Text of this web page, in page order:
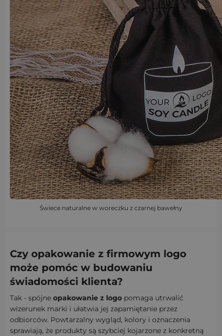
Świece naturalne w woreczku z czarnej bawełny
Czy opakowanie z firmowym logo
może pomóc w budowaniu
świadomości klienta?
Tak - spójne opakowanie z logo pomaga utrwalić
wizerunek marki i ułatwia jej zapamiętanie przez
odbiorców. Powtarzalny wygląd, kolory i oznaczenia
sprawiają, że produkty są szybciej kojarzone z konkretną